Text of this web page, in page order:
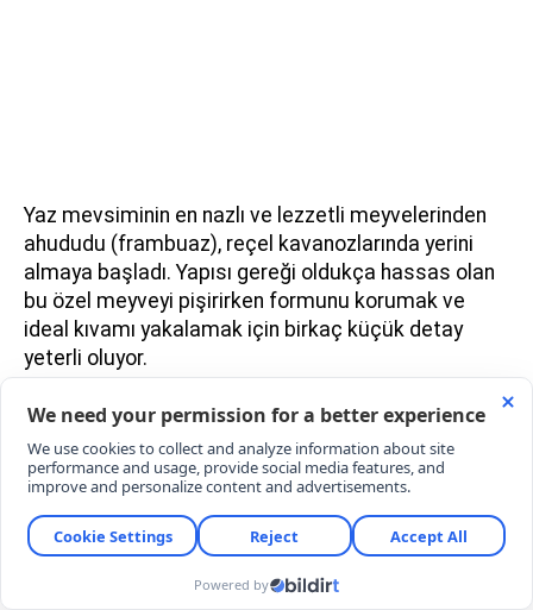
Yaz mevsiminin en nazlı ve lezzetli meyvelerinden
ahududu (frambuaz), reçel kavanozlarında yerini
almaya başladı. Yapısı gereği oldukça hassas olan
bu özel meyveyi pişirirken formunu korumak ve
ideal kıvamı yakalamak için birkaç küçük detay
yeterli oluyor.
MALZEMELER
​​​​​​​1 kilogram taze ahududu
4 su bardağı toz şeker (yaklaşık 800 gram)
1 tatlı kaşığı taze sıkılmış limon suyu
1 çay kaşığı tereyağı (köpüklenmeyi önlemek